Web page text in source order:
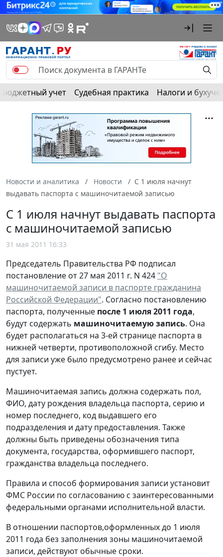
Бюджетный учет Судебная практика Налоги и
Новости и аналитика Новости
С 1 июля начнут
выдавать паспорта с машиночитаемой записью
С 1 июля начнут выдавать паспорта
с машиночитаемой записью
31 мая 2011 16:33
Председатель Правительства РФ подписал
постановление от 27 мая 2011 г. N 424 "О
машиночитаемой записи в паспорте гражданина
Российской Федерации". Согласно постановлению
паспорта, полученные после 1 июля 2011 года,
будут содержать машиночитаемую запись. Она
будет располагаться на 3-ей странице паспорта в
нижней четверти, противоположной сгибу. Место
для записи уже было предусмотрено ранее и сейчас
пустует.
Машиночитаемая запись должна содержать пол,
ФИО, дату рождения владельца паспорта, серию и
номер последнего, код выдавшего его
подразделения и дату предоставления. Также
должны быть приведены обозначения типа
документа, государства, оформившего паспорт,
гражданства владельца последнего.
Правила и способ формирования записи установит
ФМС России по согласованию с заинтересованными
федеральными органами исполнительной власти.
В отношении паспортов,оформленных до 1 июля
2011 года без заполнения зоны машиночитаемой
записи, действуют обычные сроки.